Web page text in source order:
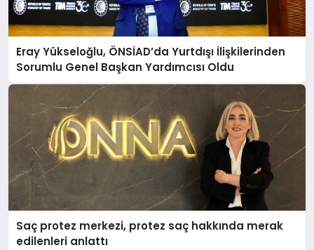
Eray Yükseloğlu, ÖNSİAD’da Yurtdışı İlişkilerinden
Sorumlu Genel Başkan Yardımcısı Oldu
Saç protez merkezi, protez saç hakkında merak
edilenleri anlattı